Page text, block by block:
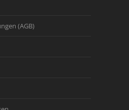
(AGB)